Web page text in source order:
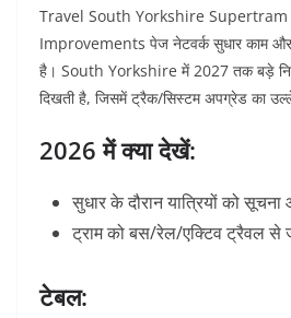
Travel South Yorkshire
Improvements पेज नेटवर्क सुधार काम
है। South Yorkshire में 2027 तक बड़े निवेश
दिखती है, जिसमें ट्रैक/सिस्टम अपग्रेड का
2026 में क्या देखें:
सुधार के दौरान यात्रियों को
ट्राम को बस/रेल/एक्टिव ट्रैवल से
टेबल: